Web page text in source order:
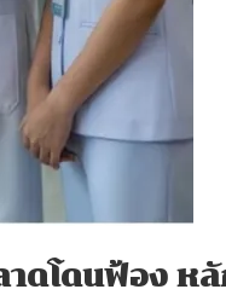
ดโดนฟ้อง ห